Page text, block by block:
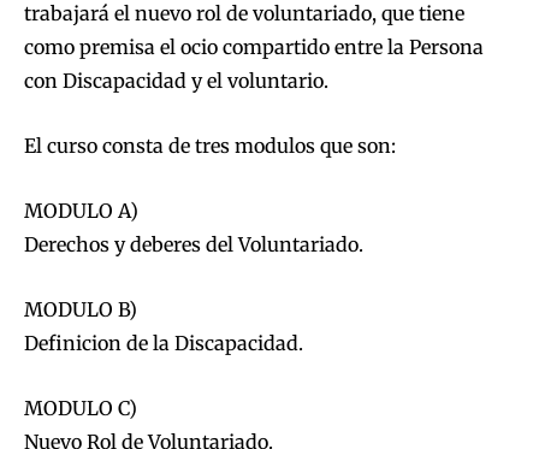
trabajará el nuevo rol de voluntariado, que tiene
como premisa el ocio compartido entre la Persona
con Discapacidad y el voluntario.
El curso consta de tres modulos que son:
MODULO A)
Derechos y deberes del Voluntariado.
MODULO B)
Definicion de la Discapacidad.
MODULO C)
Nuevo Rol de Voluntariado.